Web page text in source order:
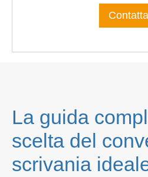
La guida
scelta del
scrivania